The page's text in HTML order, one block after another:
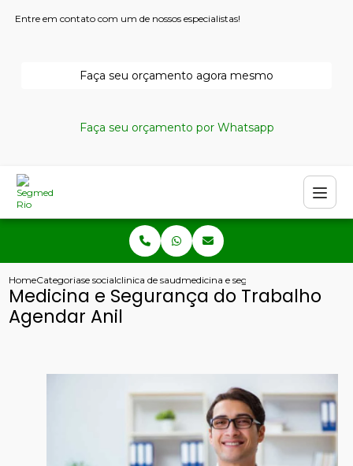
Entre em contato com um de nossos especialistas!
Faça seu orçamento agora mesmo
Faça seu orçamento por Whatsapp
HomeCategoriase socialclinica de saude ocupacionalmedicina e seguranca do trabalho
Medicina e Segurança do Trabalho
Agendar Anil